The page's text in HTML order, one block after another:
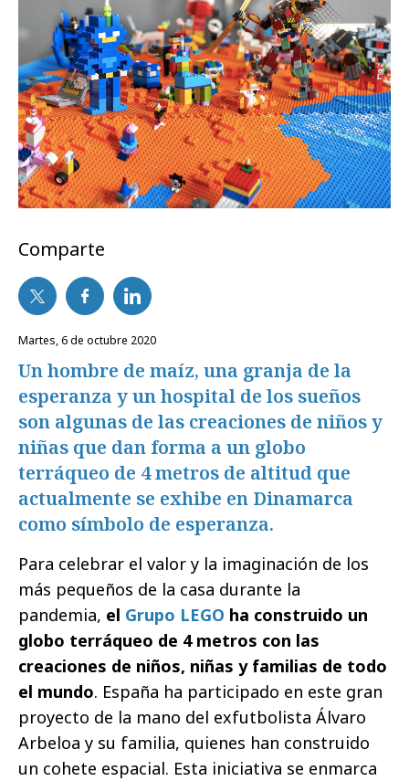
Comparte
martes, 6 de octubre 2020
Un hombre de maíz, una granja de la
esperanza y un hospital de los sueños
son algunas de las creaciones de niños y
niñas que dan forma a un globo
terráqueo de 4 metros de altitud que
actualmente se exhibe en Dinamarca
como símbolo de esperanza.
Para celebrar el valor y la imaginación de los
más pequeños de la casa durante la
pandemia, el Grupo LEGO ha construido un
globo terráqueo de 4 metros con las
creaciones de niños, niñas y familias de todo
el mundo. España ha participado en este gran
proyecto de la mano del exfutbolista Álvaro
Arbeloa y su familia, quienes han construido
un cohete espacial. Esta iniciativa se enmarca